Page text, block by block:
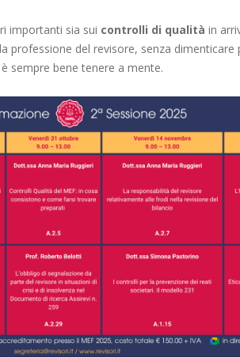
importanti sia sui controlli di qualità in
professione del revisore, senza dimenticare
sempre bene tenere a mente.